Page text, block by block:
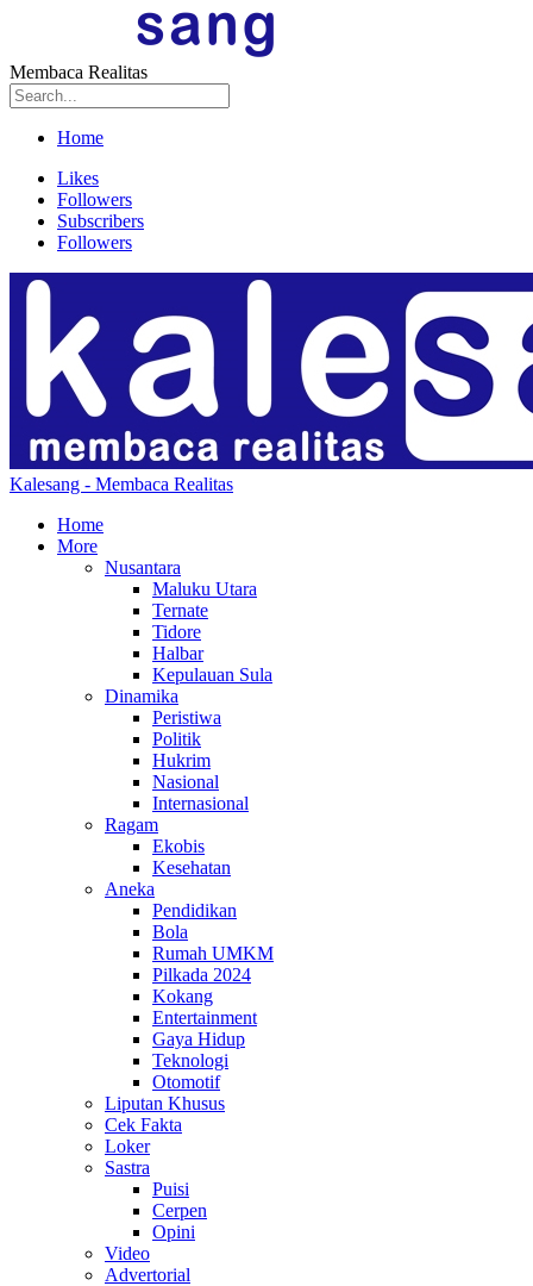
Membaca Realitas
Home
Likes
Followers
Subscribers
Followers
Kalesang - Membaca Realitas
Home
More
Nusantara
Maluku Utara
Ternate
Tidore
Halbar
Kepulauan Sula
Dinamika
Peristiwa
Politik
Hukrim
Nasional
Internasional
Ragam
Ekobis
Kesehatan
Aneka
Pendidikan
Bola
Rumah UMKM
Pilkada 2024
Kokang
Entertainment
Gaya Hidup
Teknologi
Otomotif
Liputan Khusus
Cek Fakta
Loker
Sastra
Puisi
Cerpen
Opini
Video
Advertorial